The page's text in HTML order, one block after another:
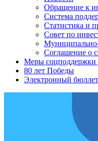
Обращение к
Система
Статистика и
Совет по
Муниципально-
Соглашение о
Меры соцподдержки
80 лет Победы
Электронный